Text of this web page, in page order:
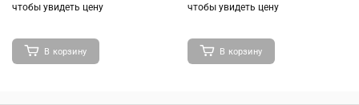
чтобы увидеть цену
В корзину
чтобы увидеть цену
В корзину